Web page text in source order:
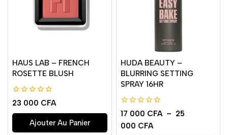
HAUS LAB – FRENCH
ROSETTE BLUSH
0
de
5
23 000 CFA
Ajouter Au Panier
HUDA BEAUTY –
BLURRING SETTING
SPRAY 16HR
0
de
5
17 000 CFA – 25
000 CFA